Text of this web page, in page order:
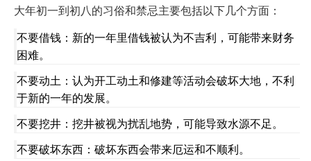
大年初一到初八的习俗和禁忌主要包括以下几个方面：
不要借钱：新的一年里借钱被认为不吉利，可能带来财务
困难。
不要动土：认为开工动土和修建等活动会破坏大地，不利
于新的一年的发展。
不要挖井：挖井被视为扰乱地势，可能导致水源不足。
不要破坏东西：破坏东西会带来厄运和不顺利。